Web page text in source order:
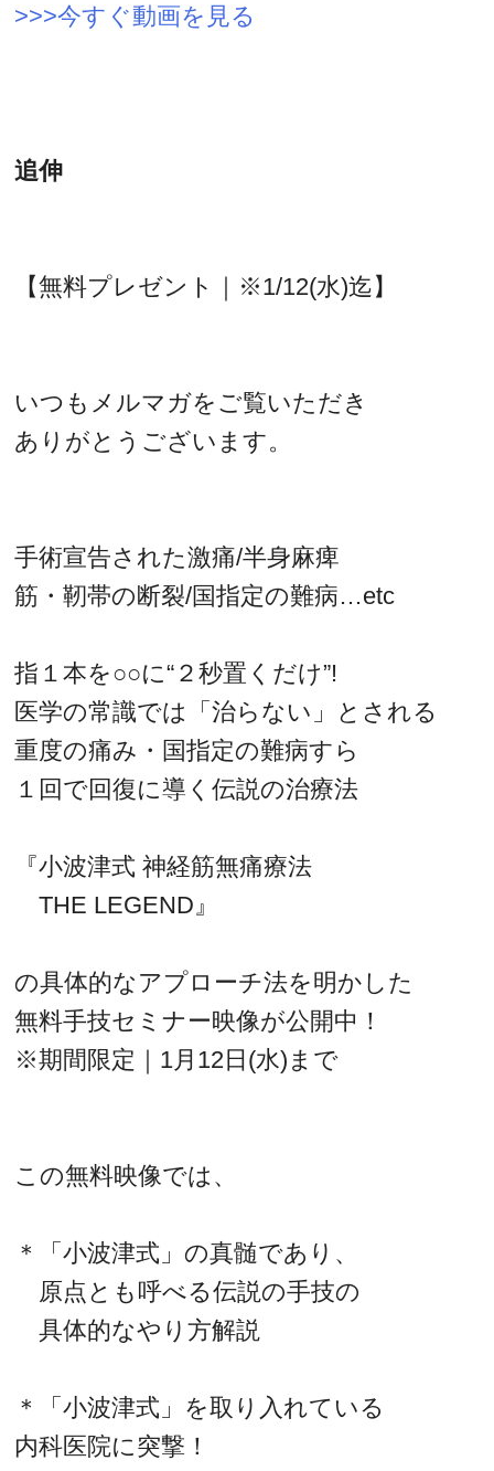
>>>今すぐ動画を見る
追伸
【無料プレゼント｜※1/12(水)迄】
いつもメルマガをご覧いただき
ありがとうございます。
手術宣告された激痛/半身麻痺
筋・靭帯の断裂/国指定の難病…etc
指１本を○○に“２秒置くだけ”!
医学の常識では「治らない」とされる
重度の痛み・国指定の難病すら
１回で回復に導く伝説の治療法
『小波津式 神経筋無痛療法
THE LEGEND』
の具体的なアプローチ法を明かした
無料手技セミナー映像が公開中！
※期間限定｜1月12日(水)まで
この無料映像では、
＊「小波津式」の真髄であり、
原点とも呼べる伝説の手技の
具体的なやり方解説
＊「小波津式」を取り入れている
内科医院に突撃！